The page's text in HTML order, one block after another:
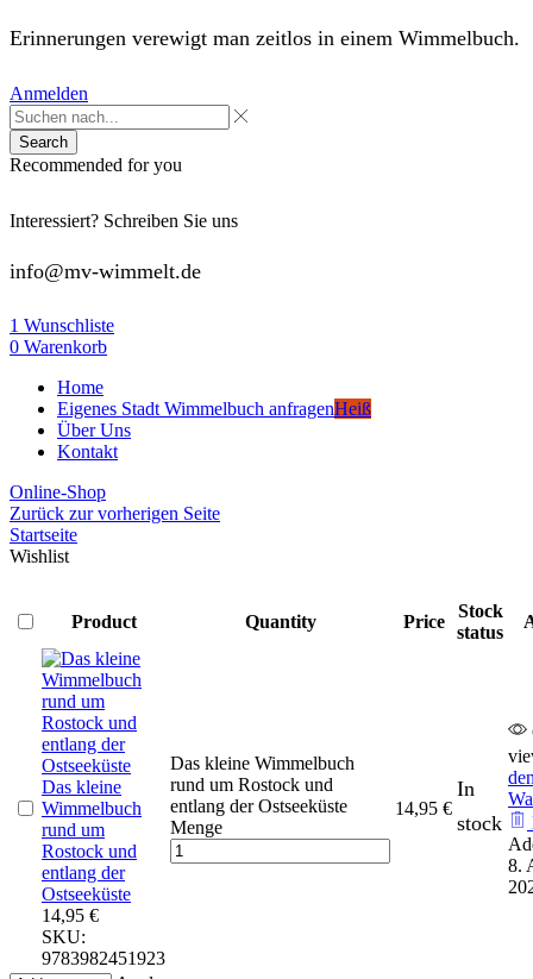
Erinnerungen verewigt man zeitlos in einem Wimmelbuch.
Anmelden
Search
Recommended for you
Interessiert? Schreiben Sie uns
info@mv-wimmelt.de
1 Wunschliste
0 Warenkorb
Home
Eigenes Stadt Wimmelbuch anfragenHeiß
Über Uns
Kontakt
Online-Shop
Zurück zur vorherigen Seite
Startseite
Wishlist
Product Quantity Price
Stock
status
Das kleine
Wimmelbuch
rund um
Rostock und
entlang der
Ostseeküste
14,95 €
SKU:
9783982451923
Das kleine Wimmelbuch
rund um Rostock und
entlang der Ostseeküste
Menge
14,95 €
In
stock
8.